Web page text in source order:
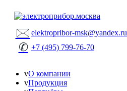
🖂 elektropribor-msk@yandex.ru
✆ +7 (495) 799-76-70
vО компании
vПродукция